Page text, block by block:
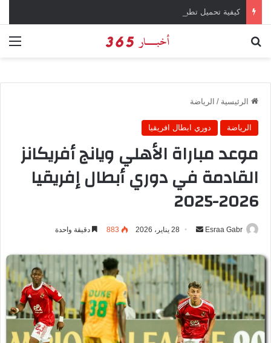
كيفية تحميل تطبيق تيمو temu للتسوق الإلكتروني عبر الإنترنت
الرئيسية / الرياضة
الرياضة دوري ابطال افريقيا
موعد مباراة الأهلي ويانج أفريكانز
القادمة في دوري أبطال إفريقيا
2026-2025
Esraa Gabr
س
ب
ر
ي
د
28 يناير، 2026 883 دقيقة واحدة